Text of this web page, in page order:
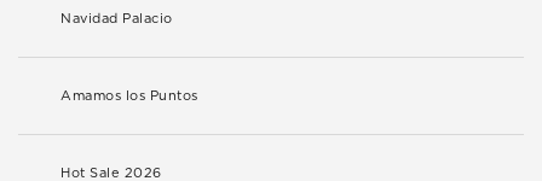
Navidad Palacio
Amamos los Puntos
Hot Sale 2026